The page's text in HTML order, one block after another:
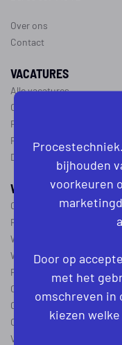
Over ons
Contact
VACATURES
Alle vacatures
Operator vacatures
Productiemedewerker
Ploegleider vacatures
Dagdienst vacatures
WERKEN IN DE
Over de procestechniek
Ploegendienst
Wat is een procesoperator
Werken als procesoperator
Procesoperator in de
Operator A
Operator B
Operator C
Verschil operator A, B en C
bijhouden
voorkeuren
Door op
met het
omschreven in
kiezen